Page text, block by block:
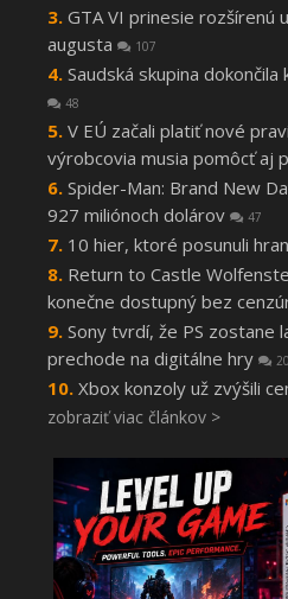
GTA VI prinesie rozšírenú
augusta
107
Saudská skupina
48
V EÚ začali platiť nové
výrobcovia musia pomôcť aj
Spider-Man: Brand New
927 miliónoch dolárov
47
10 hier, ktoré posunuli
Return to Castle
konečne dostupný bez
Sony tvrdí, že PS zostane
prechode na digitálne hry
Xbox konzoly už zvýšili
zobraziť viac článkov >